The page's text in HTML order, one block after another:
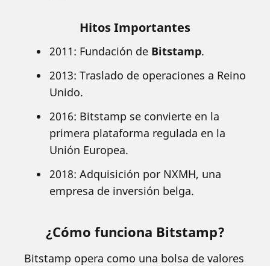
Hitos Importantes
2011: Fundación de Bitstamp.
2013: Traslado de operaciones a Reino
Unido.
2016: Bitstamp se convierte en la
primera plataforma regulada en la
Unión Europea.
2018: Adquisición por NXMH, una
empresa de inversión belga.
¿Cómo funciona Bitstamp?
Bitstamp opera como una bolsa de valores